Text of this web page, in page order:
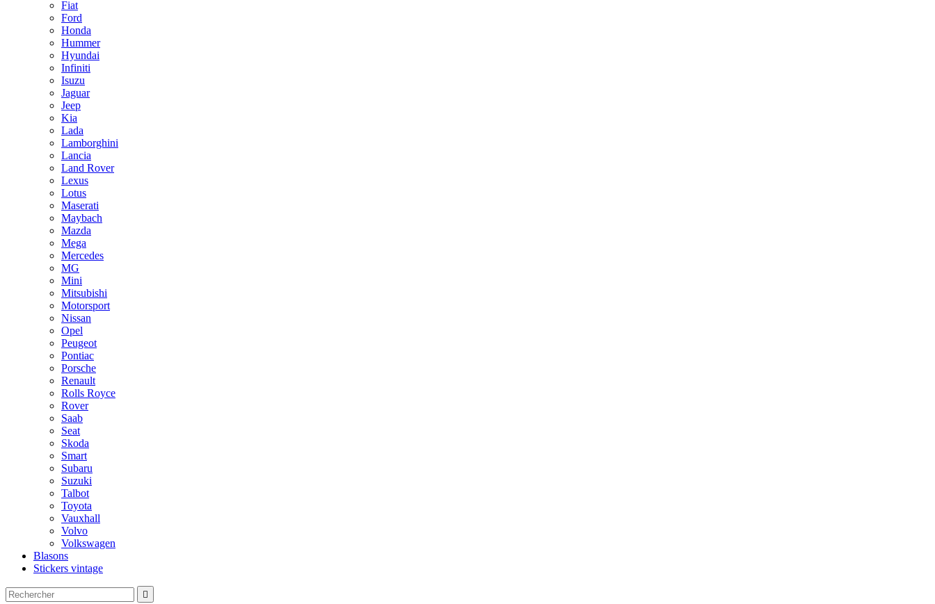
Fiat
Ford
Honda
Hummer
Hyundai
Infiniti
Isuzu
Jaguar
Jeep
Kia
Lada
Lamborghini
Lancia
Land Rover
Lexus
Lotus
Maserati
Maybach
Mazda
Mega
Mercedes
MG
Mini
Mitsubishi
Motorsport
Nissan
Opel
Peugeot
Pontiac
Porsche
Renault
Rolls Royce
Rover
Saab
Seat
Skoda
Smart
Subaru
Suzuki
Talbot
Toyota
Vauxhall
Volvo
Volkswagen
Blasons
Stickers vintage
